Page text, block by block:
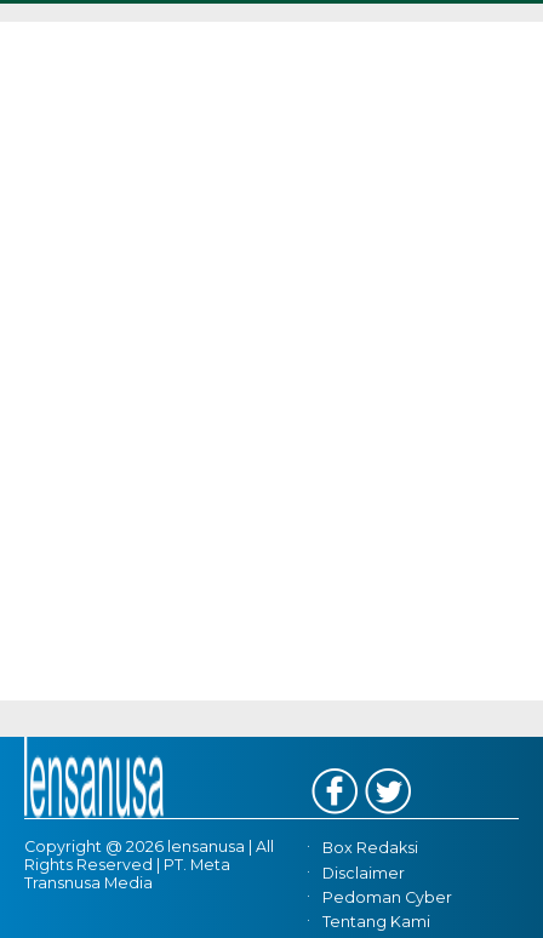
Copyright @ 2026 lensanusa | All
Rights Reserved | PT. Meta
Transnusa Media
Box Redaksi
Disclaimer
Pedoman Cyber
Tentang Kami